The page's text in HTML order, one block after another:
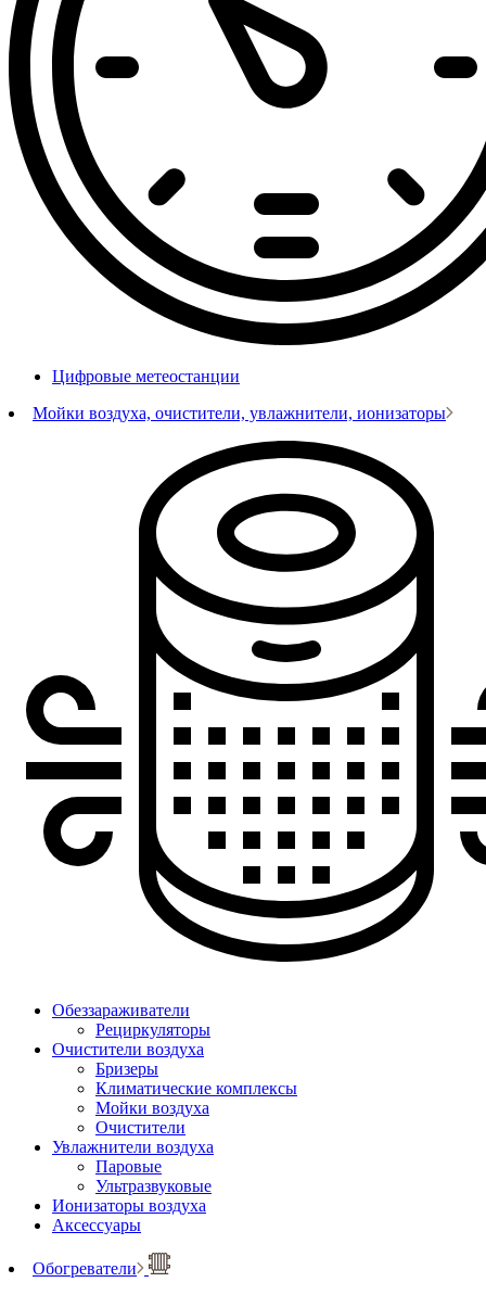
Цифровые метеостанции
Мойки воздуха, очистители, увлажнители, ионизаторы
Обеззараживатели
Рециркуляторы
Очистители воздуха
Бризеры
Климатические комплексы
Мойки воздуха
Очистители
Увлажнители воздуха
Паровые
Ультразвуковые
Ионизаторы воздуха
Аксессуары
Обогреватели